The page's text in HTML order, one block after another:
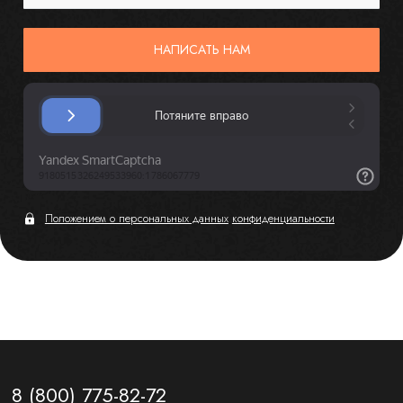
НАПИСАТЬ НАМ
Положением о персональных данных конфиденциальности
8 (800) 775-82-72